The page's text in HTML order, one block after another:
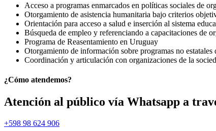
Acceso a programas enmarcados en políticas sociales de
Otorgamiento de asistencia humanitaria bajo criterios
Orientación para acceso a salud e inserción al sistema
Búsqueda de empleo y referenciando a capacitaciones de
Programa de Reasentamiento en Uruguay
Otorgamiento de información sobre programas no
Coordinación y articulación con organizaciones de la
¿Cómo atendemos?
Atención al público vía Whatsapp a
+598 98 624 906